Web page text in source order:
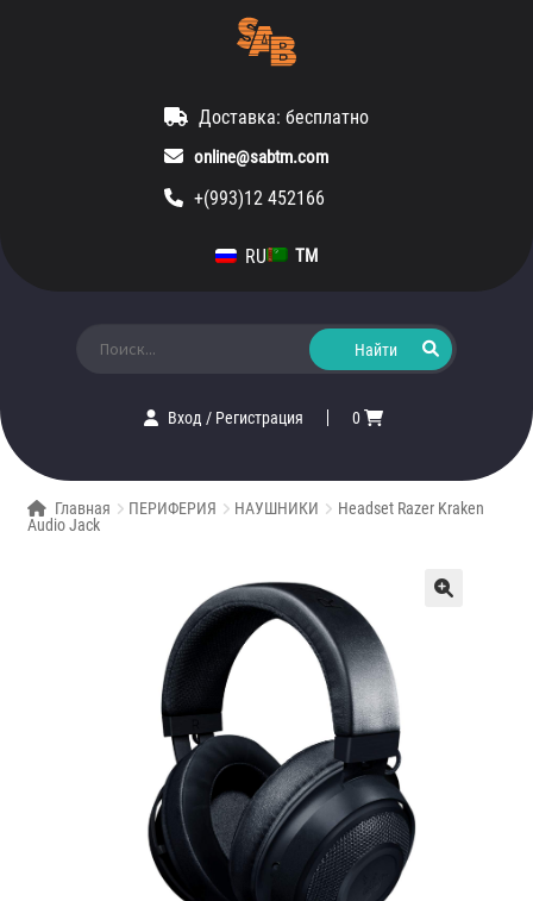
Доставка: бесплатно
online@sabtm.com
+(993)12 452166
RU TM
Вход/ Регистрация 0
Главная ПЕРИФЕРИЯ НАУШНИКИ
Headset Razer Kraken
Audio Jack